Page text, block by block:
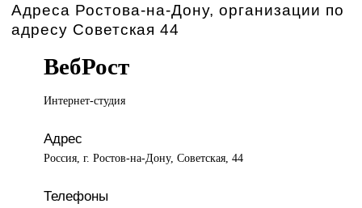
Адреса Ростова-на-Дону, организации по
адресу Советская 44
ВебРост
Интернет-студия
Адрес
Россия, г. Ростов-на-Дону, Советская, 44
Телефоны